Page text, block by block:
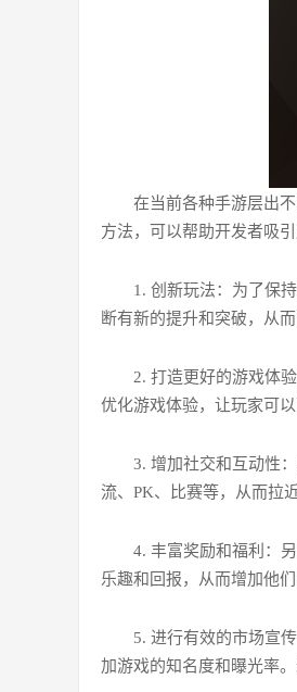
在当前各种手游层出
方法，可以帮助开发者吸
1. 创新玩法：为了保
断有新的提升和突破，从
2. 打造更好的游戏体
优化游戏体验，让玩家可
3. 增加社交和互动性
流、PK、比赛等，从而拉
4. 丰富奖励和福利：
乐趣和回报，从而增加他们
5. 进行有效的市场宣
加游戏的知名度和曝光率